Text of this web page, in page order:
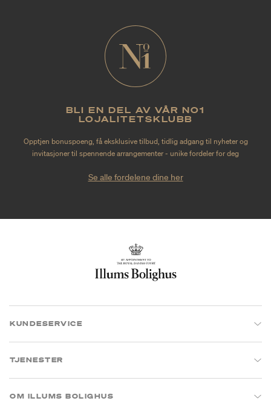
BLI EN DEL AV VÅR NO1
LOJALITETSKLUBB
Opptjen bonuspoeng, få eksklusive tilbud, tidlig adgang til nyheter og
invitasjoner til spennende arrangementer - unike fordeler for deg
Se alle fordelene dine her
KUNDESERVICE
TJENESTER
OM ILLUMS BOLIGHUS